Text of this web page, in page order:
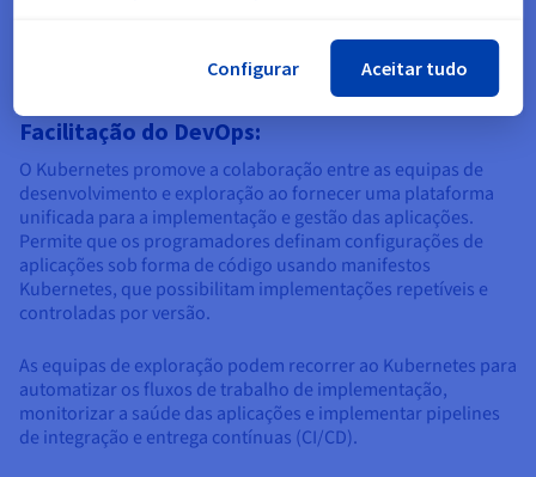
Facilitação do DevOps:
O Kubernetes promove a colaboração entre as equipas de
desenvolvimento e exploração ao fornecer uma plataforma
unificada para a implementação e gestão das aplicações.
Permite que os programadores definam configurações de
aplicações sob forma de código usando manifestos
Kubernetes, que possibilitam implementações repetíveis e
controladas por versão.
As equipas de exploração podem recorrer ao Kubernetes para
automatizar os fluxos de trabalho de implementação,
monitorizar a saúde das aplicações e implementar pipelines
de integração e entrega contínuas (CI/CD).
Configurar Aceitar tudo